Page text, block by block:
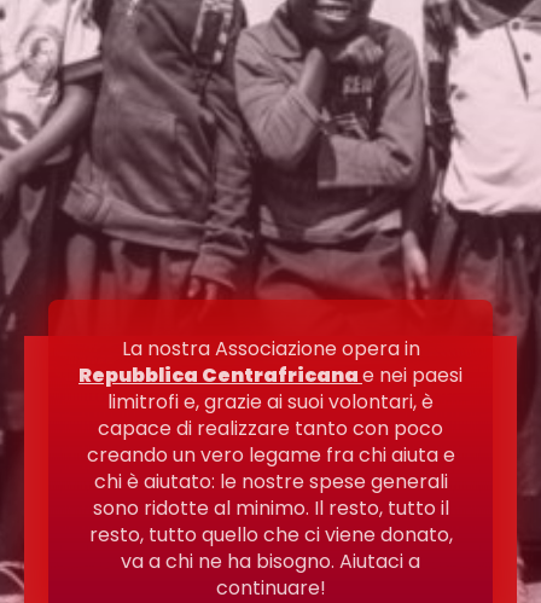
La nostra Associazione opera in
Repubblica Centrafricanae nei paesi
limitrofi e, grazie ai suoi volontari, è
capace di realizzare tanto con poco
creando un vero legame fra chi aiuta e
chi è aiutato: le nostre spese generali
sono ridotte al minimo. Il resto, tutto il
resto, tutto quello che ci viene donato,
va a chi ne ha bisogno. Aiutaci a
continuare!